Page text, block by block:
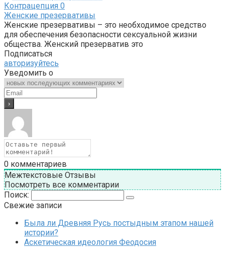
Контрацепция 0
Женские презервативы
Женские презервативы – это необходимое средство
для обеспечения безопасности сексуальной жизни
общества. Женский презерватив это
Подписаться
авторизуйтесь
Уведомить о
0 комментариев
Межтекстовые Отзывы
Посмотреть все комментарии
Поиск:
Свежие записи
Была ли Древняя Русь постыдным этапом нашей
истории?
Аскетическая идеология Феодосия